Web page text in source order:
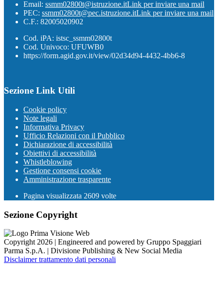
Email: ssmm02800t@istruzione.itLink per inviare una mail
PEC: ssmm02800t@pec.istruzione.itLink per inviare una mail
C.F.: 82005020902
Cod. iPA: istsc_ssmm02800t
Cod. Univoco: UFUWB0
https://form.agid.gov.it/view/02d34d94-4432-4bb6-8
Sezione Link Utili
Cookie policy
Note legali
Informativa Privacy
Ufficio Relazioni con il Pubblico
Dichiarazione di accessibilità
Obiettivi di accessibilità
Whistleblowing
Gestione consensi cookie
Amministrazione trasparente
Pagina visualizzata 2609 volte
Sezione Copyright
Copyright 2026 | Engineered and powered by Gruppo Spaggiari
Parma S.p.A. | Divisione Publishing & New Social Media
Disclaimer trattamento dati personali